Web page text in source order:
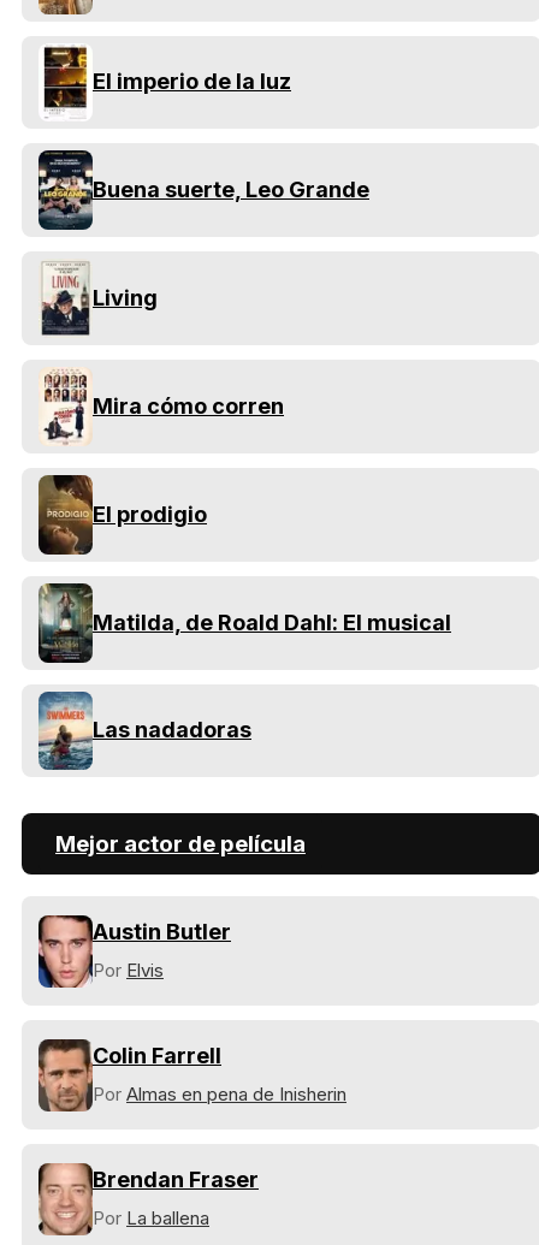
El imperio de la luz
Buena suerte, Leo Grande
Living
Mira cómo corren
El prodigio
Matilda, de Roald Dahl: El musical
Las nadadoras
Mejor actor de película
Austin Butler
Por Elvis
Colin Farrell
Por Almas en pena de Inisherin
Brendan Fraser
Por La ballena